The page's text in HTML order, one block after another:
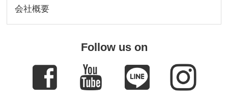
会社概要
Follow us on